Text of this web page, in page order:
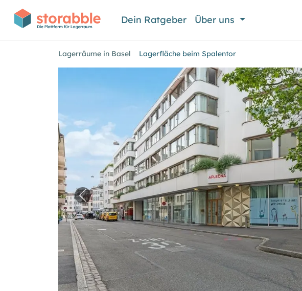
Dein Ratgeber Über uns
Lagerräume in Basel Lagerfläche beim Spalentor
Vorheriges Bild für "Lagerfläche beim Spalentor"